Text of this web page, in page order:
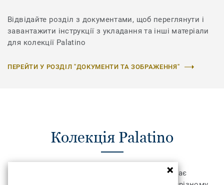
Відвідайте розділ з документами, щоб переглянути і
завантажити інструкції з укладання та інші матеріали
для колекції Palatino
ПЕРЕЙТИ У РОЗДІЛ "ДОКУМЕНТИ ТА ЗОБРАЖЕННЯ"
Колекція Palatino
Колекція килимової плитки DESSO Palatino має